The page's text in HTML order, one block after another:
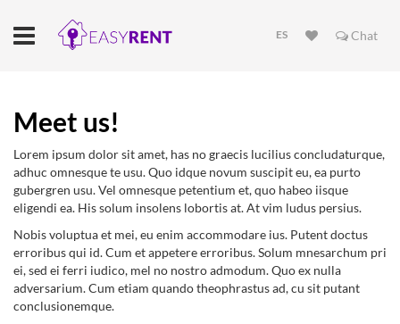
ES Chat
Meet us!
Lorem ipsum dolor sit amet, has no graecis lucilius concludaturque,
adhuc omnesque te usu. Quo idque novum suscipit eu, ea purto
gubergren usu. Vel omnesque petentium et, quo habeo iisque
eligendi ea. His solum insolens lobortis at. At vim ludus persius.
Nobis voluptua et mei, eu enim accommodare ius. Putent doctus
erroribus qui id. Cum et appetere erroribus. Solum mnesarchum pri
ei, sed ei ferri iudico, mel no nostro admodum. Quo ex nulla
adversarium. Cum etiam quando theophrastus ad, cu sit putant
conclusionemque.